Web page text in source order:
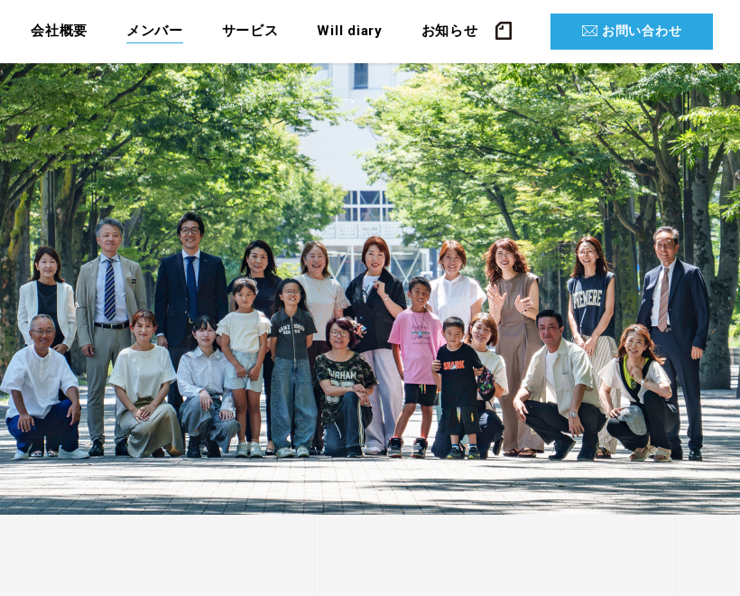
会社概要 メンバー サービス Will diary お知らせ お問い合わせ